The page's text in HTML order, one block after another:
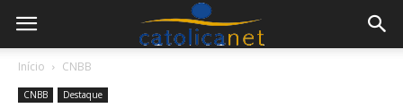
Início CNBB
CNBB Destaque